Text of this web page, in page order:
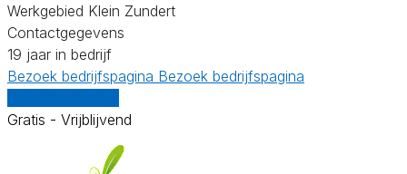
Werkgebied Klein Zundert
Contactgegevens
19 jaar in bedrijf
Bezoek bedrijfspagina Bezoek bedrijfspagina
Gratis - Vrijblijvend